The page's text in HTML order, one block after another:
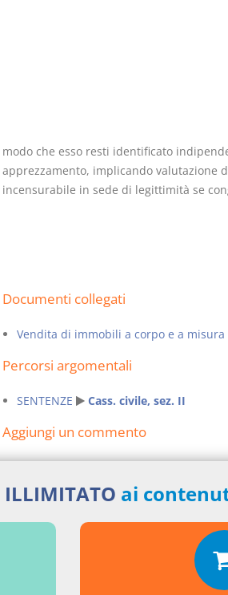
modo che esso resti identificato
apprezzamento, implicando valutazione
incensurabile in sede di legittimità se
Documenti collegati
Vendita di immobili a corpo e a misura
Percorsi argomentali
SENTENZE Cass. civile, sez. II
Aggiungi un commento
ILLIMITATO ai